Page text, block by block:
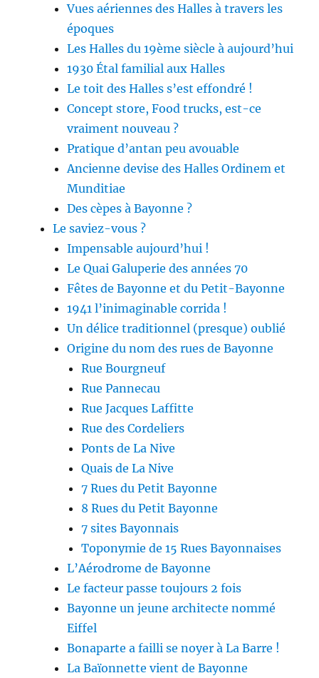
Vues aériennes des Halles à travers les
époques
Les Halles du 19ème siècle à aujourd’hui
1930 Étal familial aux Halles
Le toit des Halles s’est effondré !
Concept store, Food trucks, est-ce
vraiment nouveau ?
Pratique d’antan peu avouable
Ancienne devise des Halles Ordinem et
Munditiae
Des cèpes à Bayonne ?
Le saviez-vous ?
Impensable aujourd’hui !
Le Quai Galuperie des années 70
Fêtes de Bayonne et du Petit-Bayonne
1941 l’inimaginable corrida !
Un délice traditionnel (presque) oublié
Origine du nom des rues de Bayonne
Rue Bourgneuf
Rue Pannecau
Rue Jacques Laffitte
Rue des Cordeliers
Ponts de La Nive
Quais de La Nive
7 Rues du Petit Bayonne
8 Rues du Petit Bayonne
7 sites Bayonnais
Toponymie de 15 Rues Bayonnaises
L’Aérodrome de Bayonne
Le facteur passe toujours 2 fois
Bayonne un jeune architecte nommé
Eiffel
Bonaparte a failli se noyer à La Barre !
La Baïonnette vient de Bayonne